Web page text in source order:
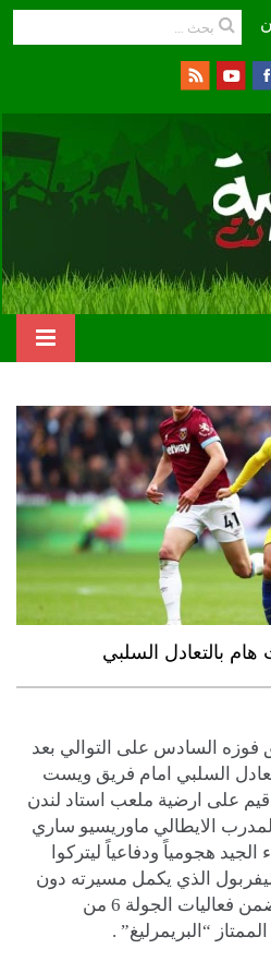
بالتعادل السلبي
فوزه السادس على التوالي بعد
السلبي امام فريق ​ويست
اقيم على ارضية ملعب استاد لندن
الايطالي ​ماوريسيو ساري​
هجومياً ودفاعياً ليتركوا
الذي يكمل مسيرته دون
تعثر بقيادة الالماني كلوب ضمن فعاليات الجولة 6 من
“​البريمرليغ​” .